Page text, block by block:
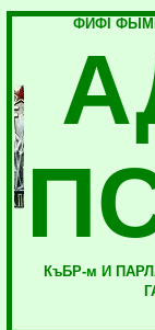
ФИФI
КъБР-м И